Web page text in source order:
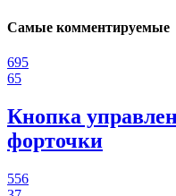
Самые комментируемые
695
65
Кнопка
форточки
556